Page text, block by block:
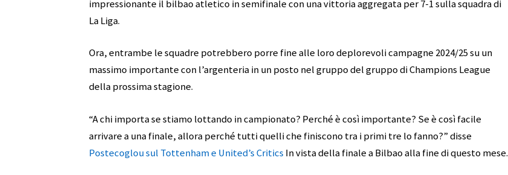
impressionante il bilbao atletico in semifinale con una vittoria aggregata per 7-1 sulla squadra di
La Liga.
Ora, entrambe le squadre potrebbero porre fine alle loro deplorevoli campagne 2024/25 su un
massimo importante con l’argenteria in un posto nel gruppo del gruppo di Champions League
della prossima stagione.
“A chi importa se stiamo lottando in campionato? Perché è così importante? Se è così facile
arrivare a una finale, allora perché tutti quelli che finiscono tra i primi tre lo fanno?” disse
Postecoglou sul Tottenham e United’s Critics In vista della finale a Bilbao alla fine di questo mese.